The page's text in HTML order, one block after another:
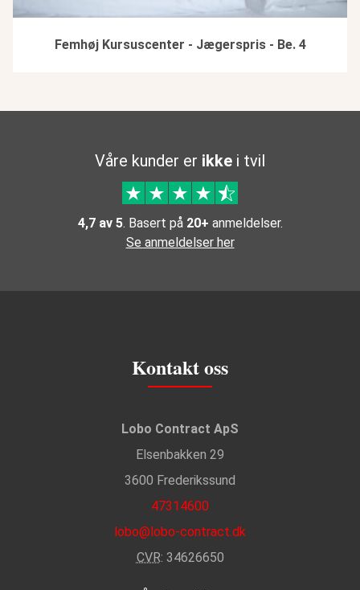
Femhøj Kursuscenter - Jægerspris - Be. 4
Våre kunder er ikke i tvil
4,7 av 5. Basert på 20+ anmeldelser.
Se anmeldelser her
Kontakt oss
Lobo Contract ApS
Elsenbakken 29
3600 Frederikssund
47314600
lobo@lobo-contract.dk
CVR: 34626650